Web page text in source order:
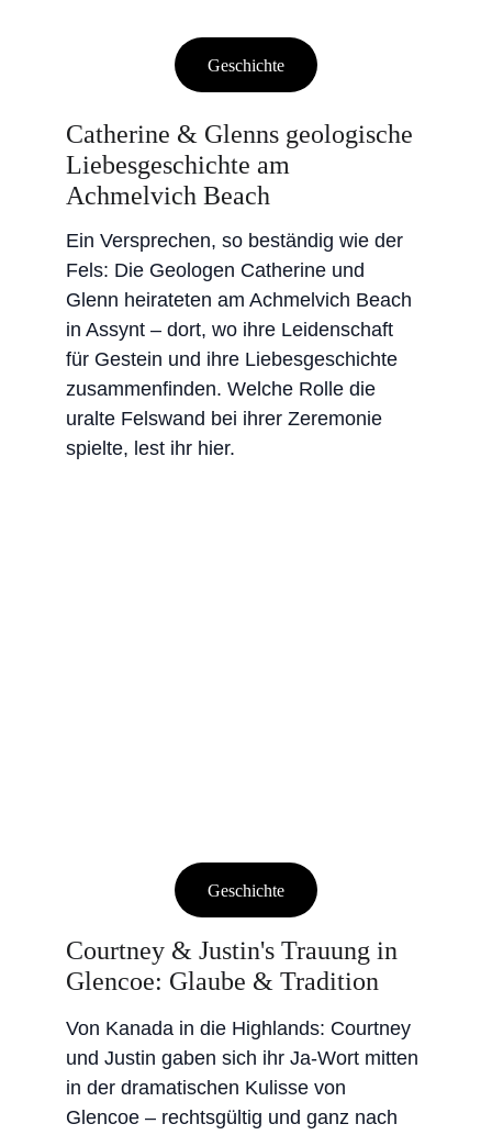
Geschichte
Courtney & Justin's Trauung in
Glencoe: Glaube & Tradition
Von Kanada in die Highlands: Courtney
und Justin gaben sich ihr Ja-Wort mitten
in der dramatischen Kulisse von
Glencoe – rechtsgültig und ganz nach
Geschichte
Catherine & Glenns geologische
Liebesgeschichte am
Achmelvich Beach
Ein Versprechen, so beständig wie der
Fels: Die Geologen Catherine und
Glenn heirateten am Achmelvich Beach
in Assynt – dort, wo ihre Leidenschaft
für Gestein und ihre Liebesgeschichte
zusammenfinden. Welche Rolle die
uralte Felswand bei ihrer Zeremonie
spielte, lest ihr hier.